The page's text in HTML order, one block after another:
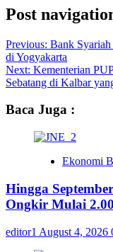
Post
Previous: Bank
di Yogyakarta
Next: Kementerian
Sebatang di Kalbar
Baca Juga :
Ekonomi
Hingga
Ongkir Mulai
editor1 August 4, 2026